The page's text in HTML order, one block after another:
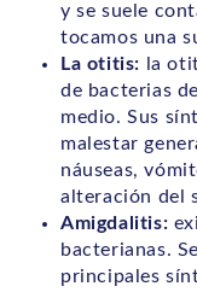
y se suele
tocamos una
La otitis: la
de bacterias
medio. Sus
malestar
náuseas,
alteración del
Amigdalitis:
bacterianas.
principales